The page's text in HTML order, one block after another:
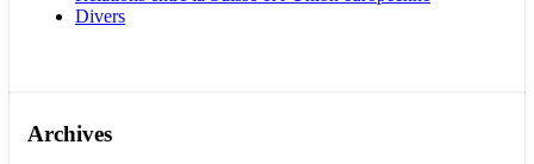
Divers
Archives